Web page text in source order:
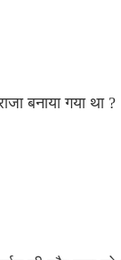
बनाया गया था ?